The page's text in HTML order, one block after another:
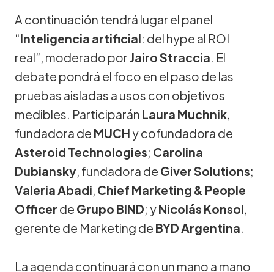
A continuación tendrá lugar el panel
“Inteligencia artificial: del hype al ROI
real”, moderado por Jairo Straccia. El
debate pondrá el foco en el paso de las
pruebas aisladas a usos con objetivos
medibles. Participarán Laura Muchnik,
fundadora de MUCH y cofundadora de
Asteroid Technologies; Carolina
Dubiansky, fundadora de Giver Solutions;
Valeria Abadi, Chief Marketing & People
Officer de Grupo BIND; yNicolás Konsol,
gerente de Marketing de BYD Argentina.
La agenda continuará con un mano a mano